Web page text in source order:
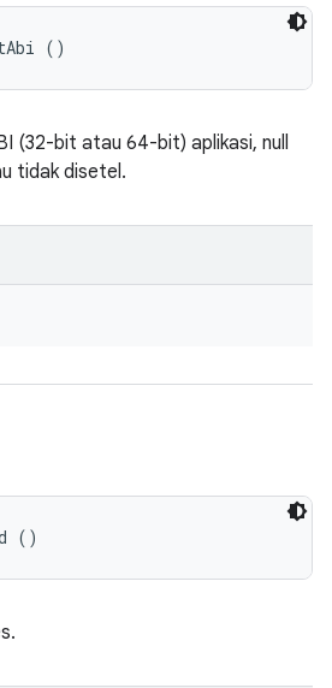
()
(32-bit atau 64-bit) aplikasi, null
tidak disetel.
()